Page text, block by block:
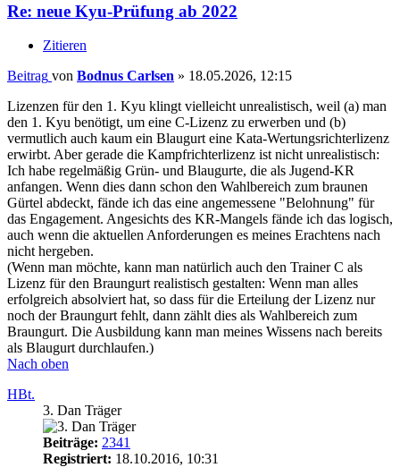
Re: neue Kyu-Prüfung ab 2022
Zitieren
Beitrag von Bodnus Carlsen » 18.05.2026, 12:15
Lizenzen für den 1. Kyu klingt vielleicht unrealistisch, weil (a) man
den 1. Kyu benötigt, um eine C-Lizenz zu erwerben und (b)
vermutlich auch kaum ein Blaugurt eine Kata-Wertungsrichterlizenz
erwirbt. Aber gerade die Kampfrichterlizenz ist nicht unrealistisch:
Ich habe regelmäßig Grün- und Blaugurte, die als Jugend-KR
anfangen. Wenn dies dann schon den Wahlbereich zum braunen
Gürtel abdeckt, fände ich das eine angemessene "Belohnung" für
das Engagement. Angesichts des KR-Mangels fände ich das logisch,
auch wenn die aktuellen Anforderungen es meines Erachtens nach
nicht hergeben.
(Wenn man möchte, kann man natürlich auch den Trainer C als
Lizenz für den Braungurt realistisch gestalten: Wenn man alles
erfolgreich absolviert hat, so dass für die Erteilung der Lizenz nur
noch der Braungurt fehlt, dann zählt dies als Wahlbereich zum
Braungurt. Die Ausbildung kann man meines Wissens nach bereits
als Blaugurt durchlaufen.)
Nach oben
HBt.
3. Dan Träger
Beiträge: 2341
Registriert: 18.10.2016, 10:31